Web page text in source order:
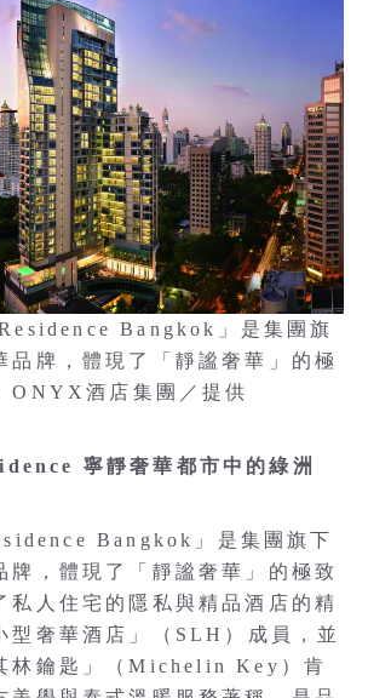
Bangkok」是集團旗
品牌，體現了「靜謐奢華」的極
酒店集團／提供
寧靜奢華都市中的綠洲
Bangkok」是集團旗下
牌，體現了「靜謐奢華」的極致
私人住宅的隱私與精品酒店的精
型奢華酒店」（SLH）成員，並
林鑰匙」（Michelin Key）肯